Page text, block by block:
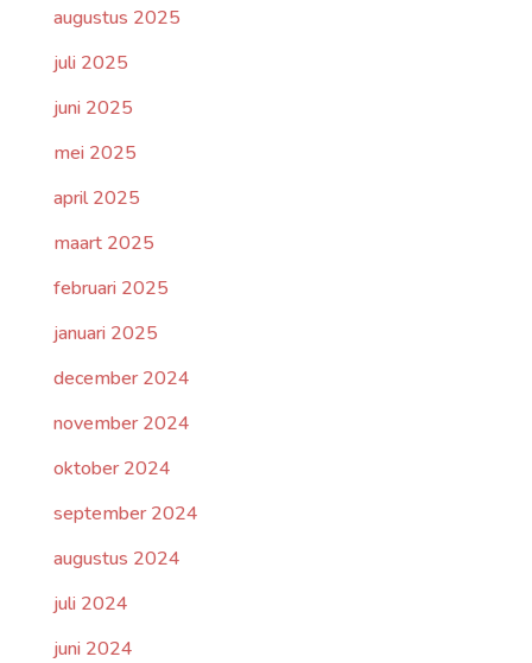
augustus 2025
juli 2025
juni 2025
mei 2025
april 2025
maart 2025
februari 2025
januari 2025
december 2024
november 2024
oktober 2024
september 2024
augustus 2024
juli 2024
juni 2024